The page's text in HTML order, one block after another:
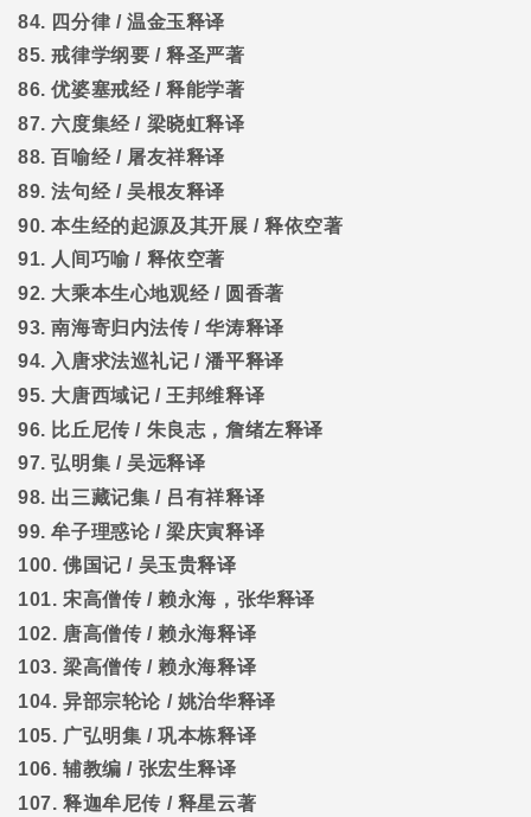
84. 四分律 /温金玉释译
85.戒律学纲要 /释圣严著
86.优婆塞戒经/释能学著
87. 六度集经/ 梁晓虹释译
88.百喻经/ 屠友祥释译
89.法句经/吴根友释译
90.本生经的起源及其开展 /释依空著
91. 人间巧喻 / 释依空著
92. 大乘本生心地观经/ 圆香著
93.南海寄归内法传 /华涛释译
94. 入唐求法巡礼记 /潘平释译
95. 大唐西域记 / 王邦维释译
96. 比丘尼传 / 朱良志，詹绪左释译
97.弘明集 /吴远释译
98. 出三藏记集 / 吕有祥释译
99.牟子理惑论/梁庆寅释译
100. 佛国记 / 吴玉贵释译
101. 宋高僧传 / 赖永海，张华释译
102. 唐高僧传 / 赖永海释译
103. 梁高僧传 / 赖永海释译
104. 异部宗轮论 / 姚治华释译
105. 广弘明集 /巩本栋释译
106. 辅教编 / 张宏生释译
107. 释迦牟尼传 / 释星云著